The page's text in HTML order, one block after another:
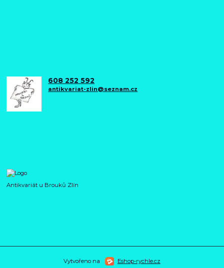
608 252 592
antikvariat-zlin@seznam.cz
Antikvariát u Brouků Zlín
Vytvořeno na Eshop-rychle.cz